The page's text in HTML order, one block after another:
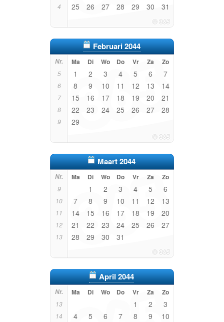
4 25 26 27 28 29 30 31
Februari 2044
Nr. Ma Di Wo Do Vr Za Zo
5 1 2 3 4 5 6 7
6 8 9 10 11 12 13 14
7 15 16 17 18 19 20 21
8 22 23 24 25 26 27 28
9 29
Maart 2044
Nr. Ma Di Wo Do Vr Za Zo
9 1 2 3 4 5 6
10 7 8 9 10 11 12 13
11 14 15 16 17 18 19 20
12 21 22 23 24 25 26 27
13 28 29 30 31
April 2044
Nr. Ma Di Wo Do Vr Za Zo
13 1 2 3
14 4 5 6 7 8 9 10